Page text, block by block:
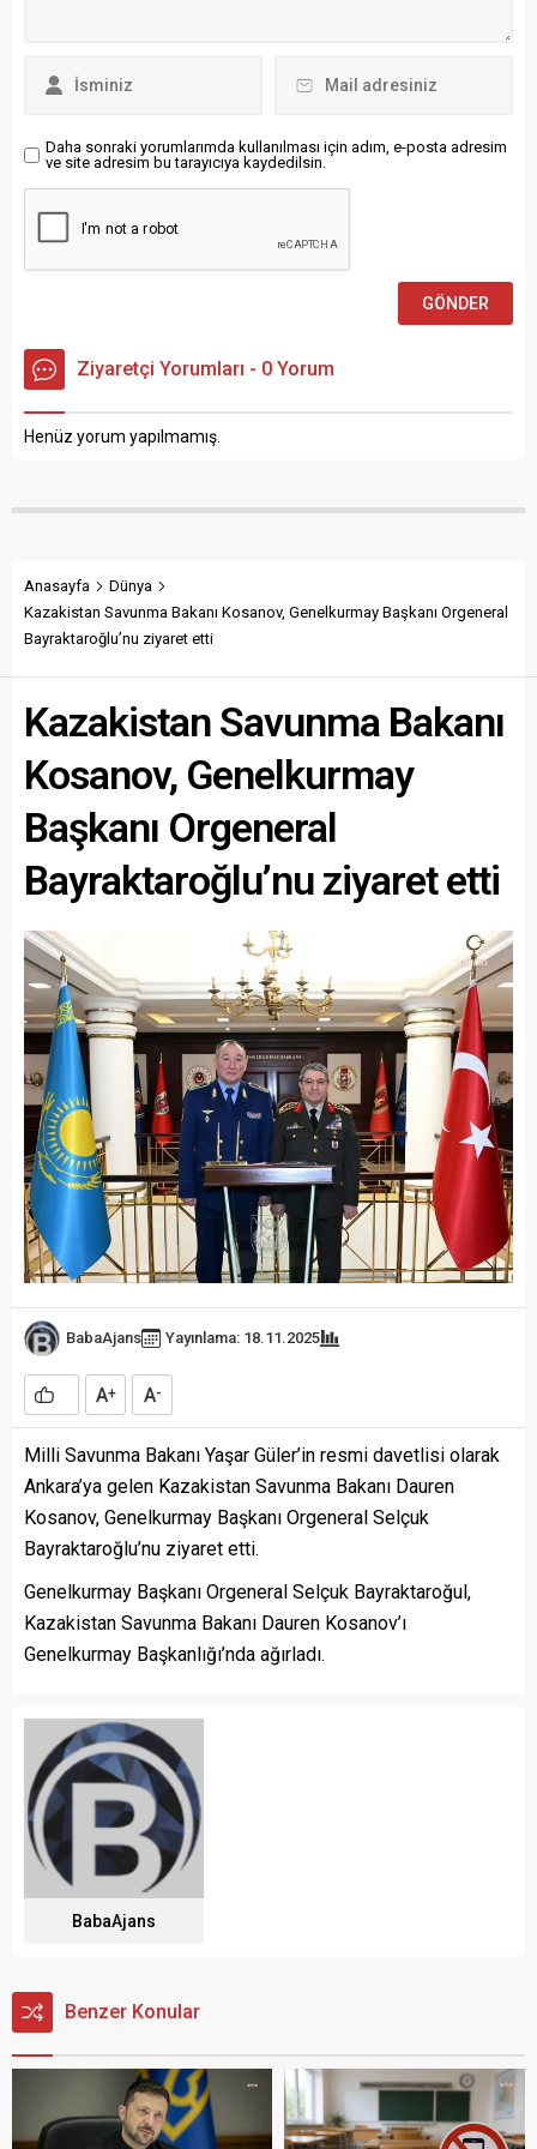
sonucunu garanti altına
devreye girmiştir. İstinaf
Mahkemesi’nin bugün
verdiği...
Daha sonraki yorumlarımda kullanılması için adım, e-posta adresim
ve site adresim bu tarayıcıya kaydedilsin.
Ziyaretçi Yorumları - 0 Yorum
Henüz yorum yapılmamış.
Anasayfa
Dünya
Kazakistan Savunma Bakanı Kosanov, Genelkurmay Başkanı Orgeneral
Bayraktaroğlu’nu ziyaret etti
Kazakistan Savunma Bakanı
Kosanov, Genelkurmay
Başkanı Orgeneral
Bayraktaroğlu’nu ziyaret etti
BabaAjans Yayınlama: 18.11.2025
A+ A-
Milli Savunma Bakanı Yaşar Güler’in resmi davetlisi olarak
Ankara’ya gelen Kazakistan Savunma Bakanı Dauren
Kosanov, Genelkurmay Başkanı Orgeneral Selçuk
Bayraktaroğlu’nu ziyaret etti.
Genelkurmay Başkanı Orgeneral Selçuk Bayraktaroğul,
Kazakistan Savunma Bakanı Dauren Kosanov’ı
Genelkurmay Başkanlığı’nda ağırladı.
BabaAjans
Benzer Konular